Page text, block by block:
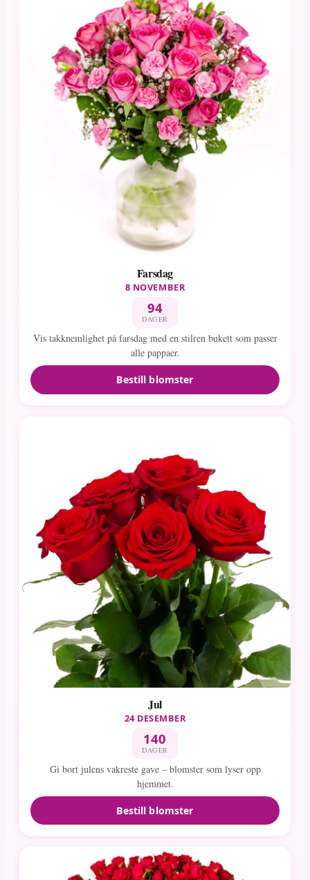
Farsdag
8 NOVEMBER
94
DAGER
Vis takknemlighet på farsdag med en stilren bukett som passer
alle pappaer.
Bestill blomster
Jul
24 DESEMBER
140
DAGER
Gi bort julens vakreste gave – blomster som lyser opp
hjemmet.
Bestill blomster